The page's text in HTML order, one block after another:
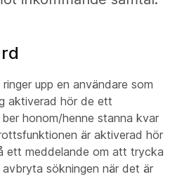
ringer upp en användare som
aktiverad hör de ett
honom/henne stanna kvar
är aktiverad hör
ett meddelande om att trycka
sökningen när det är